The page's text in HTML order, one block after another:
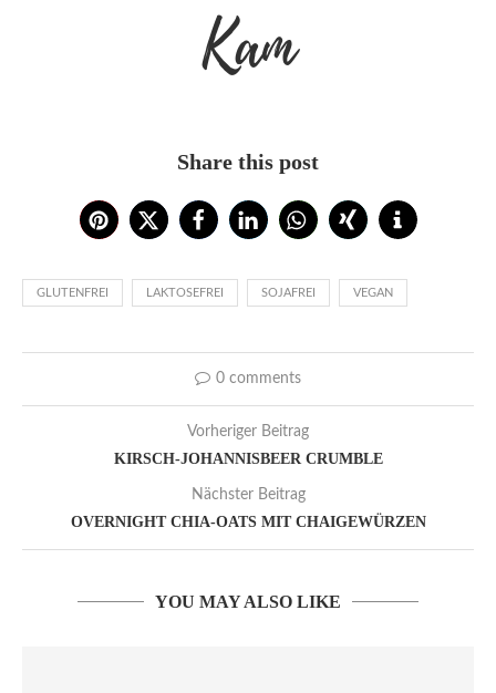
Kam
Share this post
GLUTENFREI LAKTOSEFREI SOJAFREI VEGAN
0 comments
Vorheriger Beitrag
KIRSCH-JOHANNISBEER CRUMBLE
Nächster Beitrag
OVERNIGHT CHIA-OATS MIT CHAIGEWÜRZEN
YOU MAY ALSO LIKE